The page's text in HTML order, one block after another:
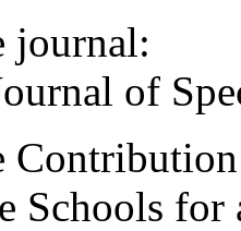
journal:
of
Schools for